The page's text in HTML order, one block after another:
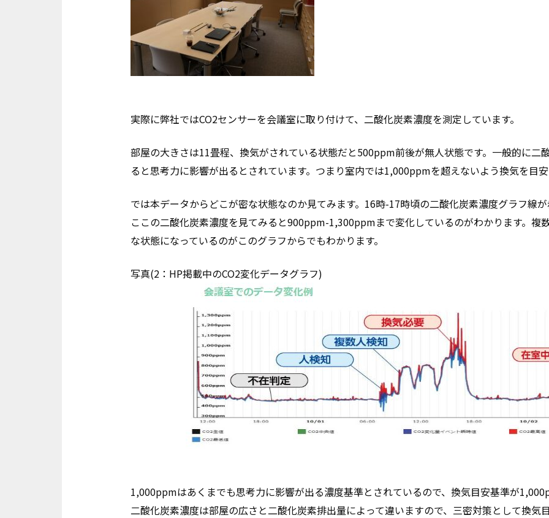
実際に弊社ではCO2センサーを会議室に取り付けて、二酸化炭素濃度を測定しています。
部屋の大きさは11畳程、換気がされている状態だと500ppm前後が無人状態です。一般的に二
ると思考力に影響が出るとされています。つまり室内では1,000ppmを超えないよう換気を目
では本データからどこが密な状態なのか見てみます。16時-17時頃の二酸化炭素濃度グラフ線
ここの二酸化炭素濃度を見てみると900ppm-1,300ppmまで変化しているのがわかります。複
な状態になっているのがこのグラフからでもわかります。
写真(2：HP掲載中のCO2変化データグラフ)
1,000ppmはあくまでも思考力に影響が出る濃度基準とされているので、換気目安基準が
二酸化炭素濃度は部屋の広さと二酸化炭素排出量によって違いますので、三密対策として換